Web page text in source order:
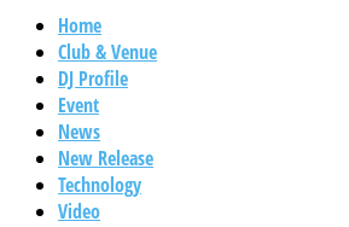
Home
Club & Venue
DJ Profile
Event
News
New Release
Technology
Video